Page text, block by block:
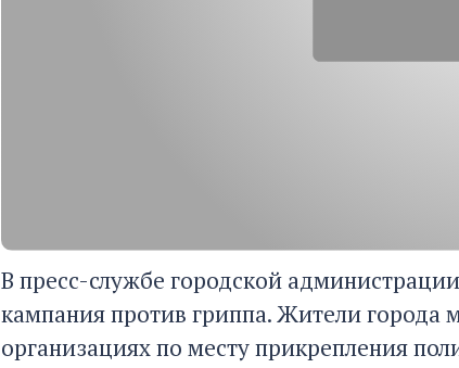
В пресс-службе городской
кампания против гриппа. Жители города
организациях по месту прикрепления